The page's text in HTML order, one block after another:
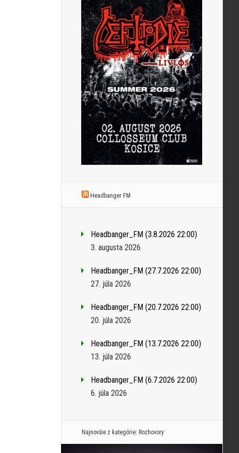
Headbanger FM
Headbanger_FM (3.8.2026 22:00)
3. augusta 2026
Headbanger_FM (27.7.2026 22:00)
27. júla 2026
Headbanger_FM (20.7.2026 22:00)
20. júla 2026
Headbanger_FM (13.7.2026 22:00)
13. júla 2026
Headbanger_FM (6.7.2026 22:00)
6. júla 2026
Najnovšie z kategórie: Rozhovory